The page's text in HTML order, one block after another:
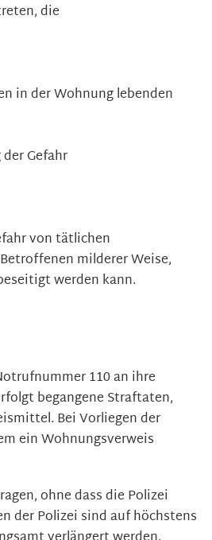
die
in der Wohnung lebenden
Gefahr
von tätlichen
milderer Weise,
werden kann.
110 an ihre
begangene Straftaten,
Bei Vorliegen der
ein Wohnungsverweis
ohne dass die Polizei
der Polizei sind auf höchstens